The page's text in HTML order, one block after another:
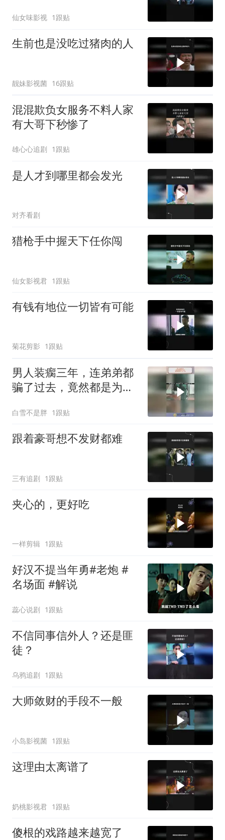
仙女味影视 1跟贴
生前也是没吃过猪肉的人
靓妹影视菌 16跟贴
混混欺负女服务不料人家
有大哥下秒惨了
雄心心追剧 1跟贴
是人才到哪里都会发光
对齐看剧
猎枪手中握天下任你闯
仙女影视君 1跟贴
有钱有地位一切皆有可能
菊花剪影 1跟贴
男人装瘸三年，连弟弟都
骗了过去，竟然都是为了
白雪不是胖 1跟贴
跟着豪哥想不发财都难
三有追剧 1跟贴
夹心的，更好吃
一样剪辑 1跟贴
好汉不提当年勇#老炮 #
名场面 #解说
蕊心说剧 1跟贴
不信同事信外人？还是匪
徒？
乌鸦追剧 1跟贴
大师敛财的手段不一般
小岛影视菌 1跟贴
这理由太离谱了
奶桃影视君 1跟贴
傻根的戏路越来越宽了